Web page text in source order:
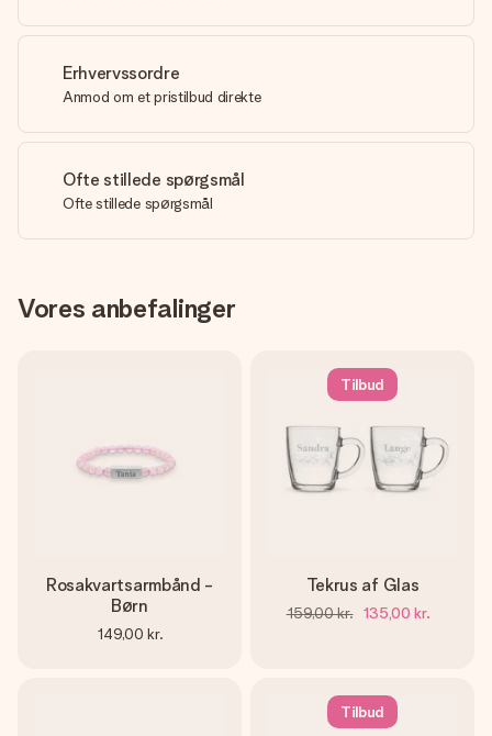
Erhvervssordre
Anmod om et pristilbud direkte
Ofte stillede spørgsmål
Ofte stillede spørgsmål
Vores anbefalinger
Rosakvartsarmbånd -
Børn
149,00 kr.
Tilbud
Tekrus af Glas
159,00 kr. 135,00 kr.
Tilbud